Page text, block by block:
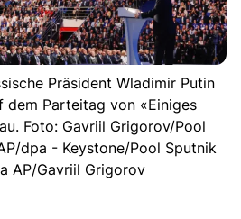
Präsident Wladimir Putin
dem Parteitag von «Einiges
Foto: Gavriil Grigorov/Pool
dpa - Keystone/Pool Sputnik
AP/Gavriil Grigorov